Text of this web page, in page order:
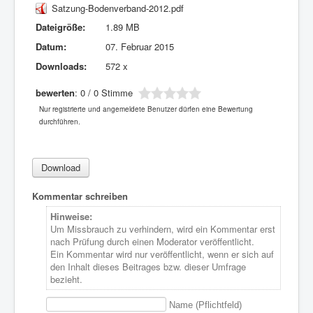
Satzung-Bodenverband-2012.pdf
Dateigröße:
1.89 MB
Datum:
07. Februar 2015
Downloads:
572 x
bewerten: 0 / 0 Stimme
Nur registrierte und angemeldete Benutzer dürfen eine Bewertung
durchführen.
Kommentar schreiben
Hinweise:
Um Missbrauch zu verhindern, wird ein Kommentar erst
nach Prüfung durch einen Moderator veröffentlicht.
Ein Kommentar wird nur veröffentlicht, wenn er sich auf
den Inhalt dieses Beitrages bzw. dieser Umfrage
bezieht.
Name (Pflichtfeld)